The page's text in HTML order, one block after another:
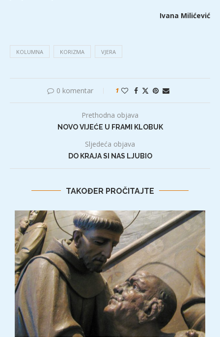
Ivana Milićević
KOLUMNA KORIZMA VJERA
0 komentar 1
Prethodna objava
NOVO VIJEĆE U FRAMI KLOBUK
Sljedeća objava
DO KRAJA SI NAS LJUBIO
TAKOĐER PROČITAJTE